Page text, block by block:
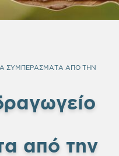
ΣΥΜΠΕΡΑΣΜΑΤΑ ΑΠΟ ΤΗΝ
από την